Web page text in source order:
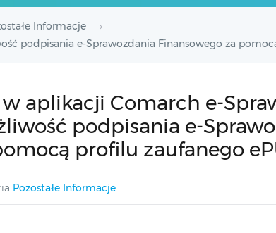
Informacje
podpisania e-Sprawozdania Finansowego za
w aplikacji Comarch e-
podpisania e-
profilu zaufanego
Pozostałe Informacje